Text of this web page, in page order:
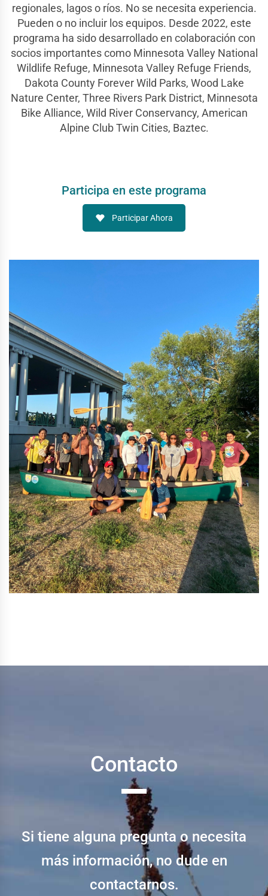
regionales, lagos o ríos. No se necesita experiencia.
Pueden o no incluir los equipos. Desde 2022, este
programa ha sido desarrollado en colaboración con
socios importantes como Minnesota Valley National
Wildlife Refuge, Minnesota Valley Refuge Friends,
Dakota County Forever Wild Parks, Wood Lake
Nature Center, Three Rivers Park District, Minnesota
Bike Alliance, Wild River Conservancy, American
Alpine Club Twin Cities, Baztec.
Participa en este programa
Participar Ahora
Contacto
Si tiene alguna pregunta o necesita
más información, no dude en
contactarnos.